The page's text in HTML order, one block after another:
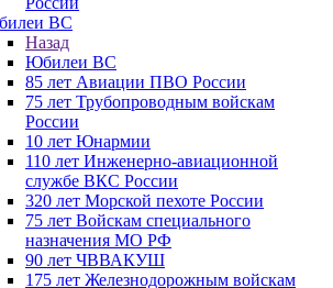
ВС
Назад
Юбилеи ВС
85 лет Авиации ПВО России
75 лет Трубопроводным войскам
России
10 лет Юнармии
110 лет Инженерно-авиационной
службе ВКС России
320 лет Морской пехоте России
75 лет Войскам специального
назначения МО РФ
90 лет ЧВВАКУШ
175 лет Железнодорожным войскам